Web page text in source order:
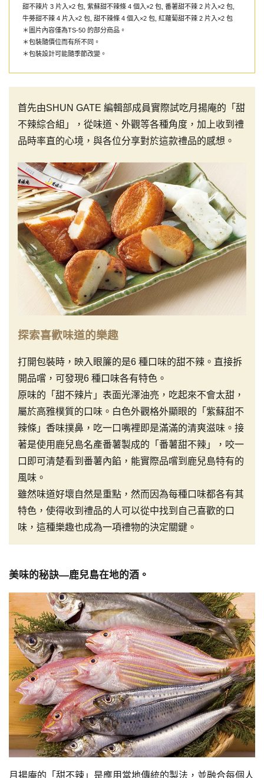
甜不辣片 3 片入×2 包, 紫蘇甜不辣條 4 個入×2 包, 番薯甜不辣 2 片入×2 包,
牛蒡甜不辣 4 片入×2 包, 甜不辣條 4 個入×2 包, 紅蘿蔔甜不辣 2 片入×2 包
＊圖片內容僅為TS-50 的部分商品。
＊包裝隨價位而有所不同。
＊包裝設計可能隨季節改變。
首先由SHUN GATE 編輯部成員實際試吃月揚庵的「甜
不辣綜合組」，從味道、外觀等各種角度，加上收到禮
品時率直的心境，與各位分享對於這款禮品的感想。
探索喜歡味道的樂趣
打開包裝時，映入眼簾的是6 種口味的甜不辣。直接拆
開品嚐，可發現6 種口味各有特色。
原味的「甜不辣片」表面光澤油亮，吃起來不會太甜，
屬於高雅樸質的口味。白色外觀格外顯眼的「紫蘇甜不
辣條」香味撲鼻，吃一口嘴裡即是滿滿的清爽滋味。接
著是使用鹿兒島名產番薯製成的「番薯甜不辣」，咬一
口即可清楚看到番薯內餡，能實際品嚐到鹿兒島特有的
風味。
雖然味道好壞自然是重點，然而因為每種口味都各有其
特色，使得收到禮品的人可以從中找到自己喜歡的口
味，這種樂趣也成為一項禮物的決定關鍵。
美味的秘訣―鹿兒島在地的酒。
月揚庵的「甜不辣」是應用當地傳統的製法，並融合每個人